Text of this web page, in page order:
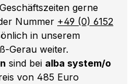
gerne
Nummer +49 (0) 6152
in unserem
Gerau weiter.
sind bei alba system/o
von 485 Euro